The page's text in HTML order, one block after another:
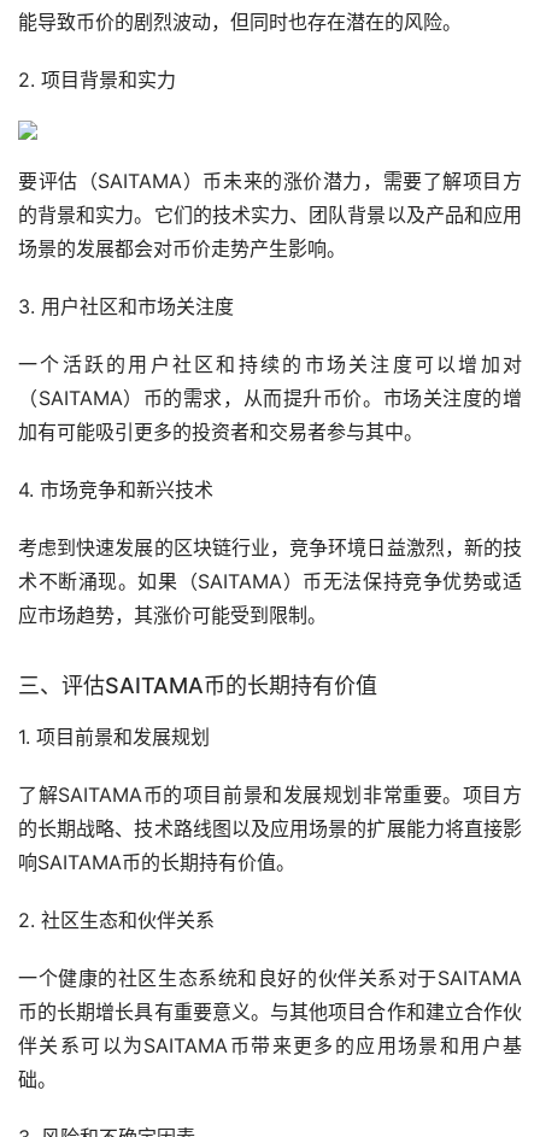
能导致币价的剧烈波动，但同时也存在潜在的风险。
2. 项目背景和实力
要评估（SAITAMA）币未来的涨价潜力，需要了解项目方
的背景和实力。它们的技术实力、团队背景以及产品和应用
场景的发展都会对币价走势产生影响。
3. 用户社区和市场关注度
一个活跃的用户社区和持续的市场关注度可以增加对
（SAITAMA）币的需求，从而提升币价。市场关注度的增
加有可能吸引更多的投资者和交易者参与其中。
4. 市场竞争和新兴技术
考虑到快速发展的区块链行业，竞争环境日益激烈，新的技
术不断涌现。如果（SAITAMA）币无法保持竞争优势或适
应市场趋势，其涨价可能受到限制。
三、评估SAITAMA币的长期持有价值
1. 项目前景和发展规划
了解SAITAMA币的项目前景和发展规划非常重要。项目方
的长期战略、技术路线图以及应用场景的扩展能力将直接影
响SAITAMA币的长期持有价值。
2. 社区生态和伙伴关系
一个健康的社区生态系统和良好的伙伴关系对于SAITAMA
币的长期增长具有重要意义。与其他项目合作和建立合作伙
伴关系可以为SAITAMA币带来更多的应用场景和用户基
础。